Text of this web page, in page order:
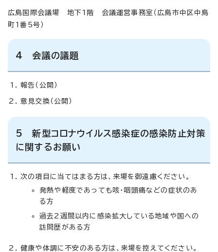
広島国際会議場 地下1階 会議運営事務室（広島市中区中島
町1番5号）
4 会議の議題
報告（公開）
意見交換（公開）
5 新型コロナウイルス感染症の感染防止対策
に関するお願い
次の項目に当てはまる方は、来場を御遠慮ください。
発熱や軽度であっても咳・咽頭痛などの症状のあ
る方
過去2週間以内に感染拡大している地域や国への
訪問歴がある方
健康や体調に不安のある方は、来場を控えてください。